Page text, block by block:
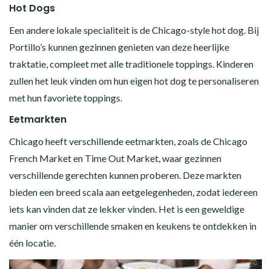
Hot Dogs
Een andere lokale specialiteit is de Chicago-style hot dog. Bij
Portillo’s kunnen gezinnen genieten van deze heerlijke
traktatie, compleet met alle traditionele toppings. Kinderen
zullen het leuk vinden om hun eigen hot dog te personaliseren
met hun favoriete toppings.
Eetmarkten
Chicago heeft verschillende eetmarkten, zoals de Chicago
French Market en Time Out Market, waar gezinnen
verschillende gerechten kunnen proberen. Deze markten
bieden een breed scala aan eetgelegenheden, zodat iedereen
iets kan vinden dat ze lekker vinden. Het is een geweldige
manier om verschillende smaken en keukens te ontdekken in
één locatie.